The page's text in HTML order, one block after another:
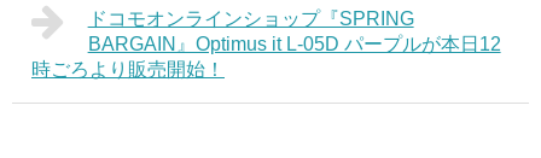
ドコモオンラインショップ『SPRING
BARGAIN』Optimus it L-05D パープルが本日12
時ごろより販売開始！